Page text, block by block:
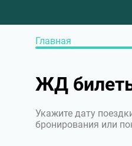
Главная
ЖД
Укажите дату
бронирования или